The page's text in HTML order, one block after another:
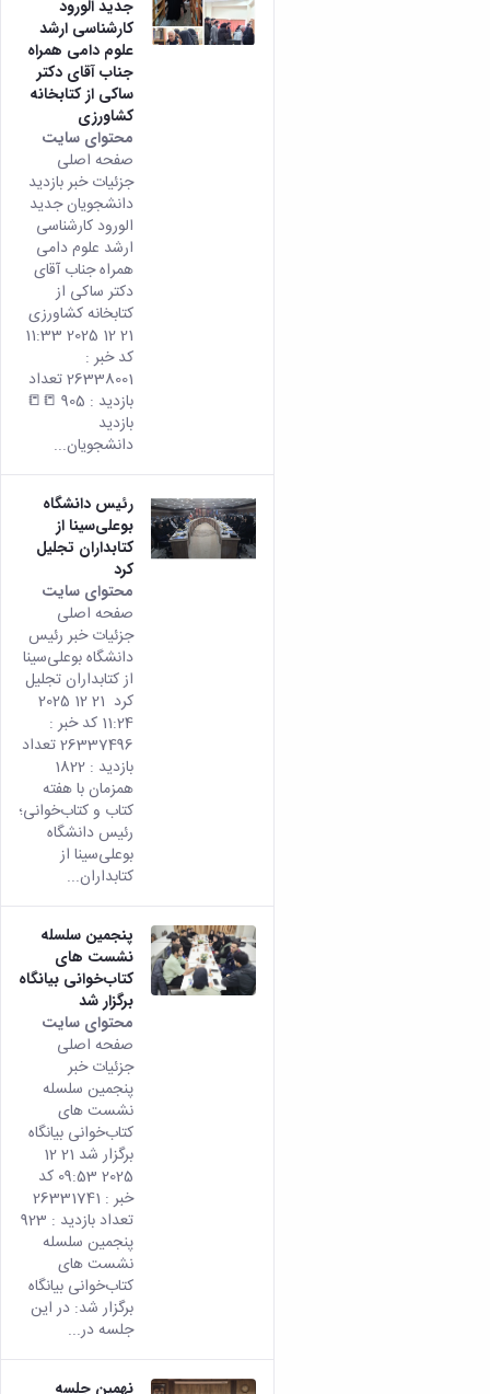
جدید الورود
کارشناسی ارشد
علوم دامی همراه
جناب آقای دکتر
ساکی از کتابخانه
کشاورزی
محتوای سایت
صفحه اصلی
جزئیات خبر بازدید
دانشجویان جدید
الورود کارشناسی
ارشد علوم دامی
همراه جناب آقای
دکتر ساکی از
کتابخانه کشاورزی
21 12 2025 11:33
کد خبر :
26338001 تعداد
بازدید : 905 📒📒
بازدید
دانشجویان...
رئیس دانشگاه
بوعلی‌سینا از
کتابداران تجلیل
کرد
محتوای سایت
صفحه اصلی
جزئیات خبر رئیس
دانشگاه بوعلی‌سینا
از کتابداران تجلیل
کرد 21 12 2025
11:24 کد خبر :
26337496 تعداد
بازدید : 1822
همزمان با هفته
کتاب و کتاب‌خوانی؛
رئیس دانشگاه
بوعلی‌سینا از
کتابداران...
پنجمین سلسله
نشست های
کتاب‌خوانی بیانگاه
برگزار شد
محتوای سایت
صفحه اصلی
جزئیات خبر
پنجمین سلسله
نشست های
کتاب‌خوانی بیانگاه
برگزار شد 21 12
2025 09:53 کد
خبر : 26331741
تعداد بازدید : 923
پنجمین سلسله
نشست های
کتاب‌خوانی بیانگاه
برگزار شد: در این
جلسه در...
نهمین جلسه